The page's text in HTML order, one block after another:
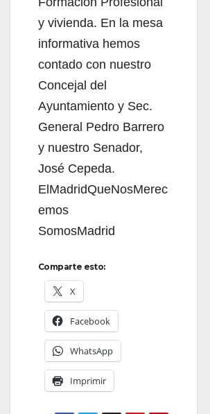
y vivienda. En la mesa
informativa hemos
contado con nuestro
Concejal del
Ayuntamiento y Sec.
General Pedro Barrero
y nuestro Senador,
José Cepeda.
ElMadridQueNosMerec
emos
SomosMadrid
Comparte esto:
X
Facebook
WhatsApp
Imprimir